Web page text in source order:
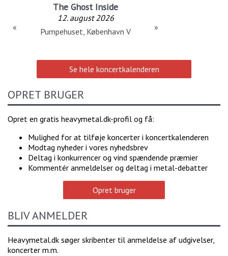
The Ghost Inside
12. august 2026
Pumpehuset, København V
« »
Se hele koncertkalenderen
OPRET BRUGER
Opret en gratis heavymetal.dk-profil og få:
Mulighed for at tilføje koncerter i koncertkalenderen
Modtag nyheder i vores nyhedsbrev
Deltag i konkurrencer og vind spændende præmier
Kommentér anmeldelser og deltag i metal-debatter
Opret bruger
BLIV ANMELDER
Heavymetal.dk søger skribenter til anmeldelse af udgivelser,
koncerter m.m.